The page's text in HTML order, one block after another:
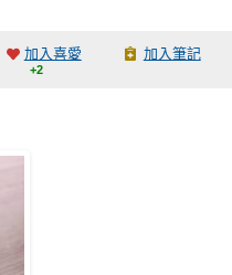
加入喜愛
+2
加入筆記